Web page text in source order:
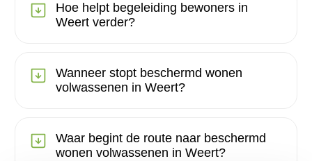
Hoe helpt begeleiding bewoners in
Weert verder?
Wanneer stopt beschermd wonen
volwassenen in Weert?
Waar begint de route naar beschermd
wonen volwassenen in Weert?